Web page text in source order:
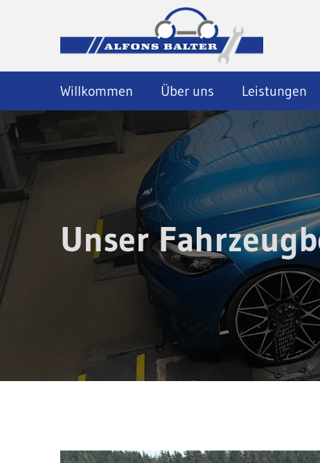
Willkommen Über uns Leistungen
Unser